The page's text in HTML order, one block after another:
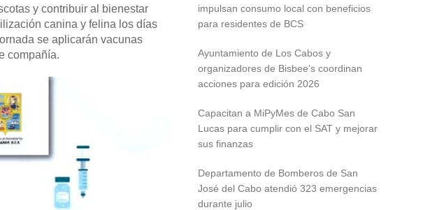
y contribuir al bienestar
canina y felina los días
se aplicarán vacunas
compañía.
impulsan consumo local con beneficios
para residentes de BCS
Ayuntamiento de Los Cabos y
organizadores de Bisbee’s coordinan
acciones para edición 2026
Capacitan a MiPyMes de Cabo San
Lucas para cumplir con el SAT y mejorar
sus finanzas
Departamento de Bomberos de San
José del Cabo atendió 323 emergencias
durante julio